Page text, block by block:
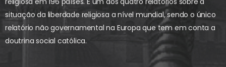
situação da liberdade religiosa a nível mundial, sendo o único
relatório não governamental na Europa que tem em conta a
doutrina social católica.